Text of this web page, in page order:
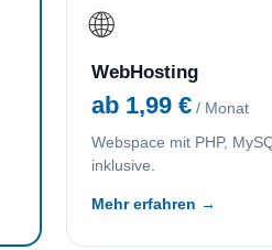
🌐
WebHosting
ab 1,99 €/ Monat
Webspace mit PHP,
inklusive.
Mehr erfahren →